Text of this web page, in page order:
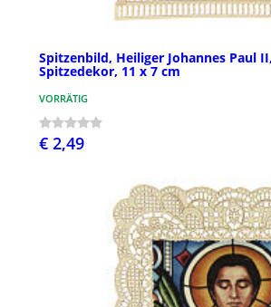
Spitzenbild, Heiliger Johannes Paul
Spitzedekor, 11 x 7 cm
VORRÄTIG
€ 2,49